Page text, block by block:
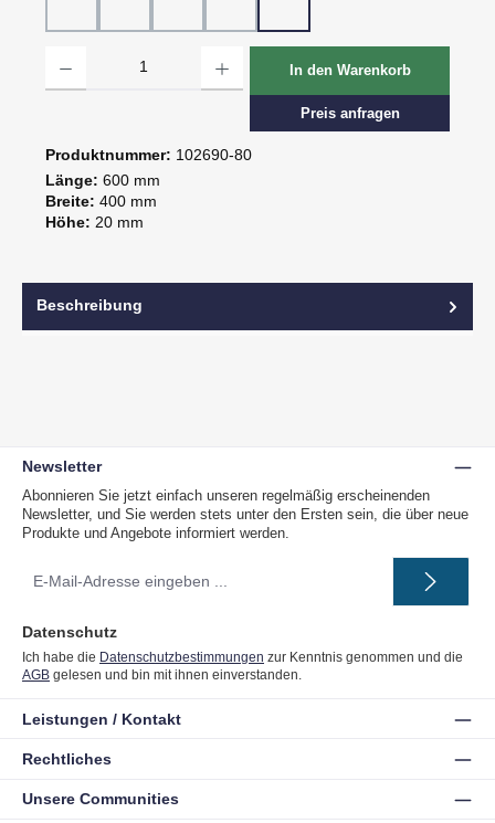
In den Warenkorb
Preis anfragen
Produktnummer: 102690-80
Länge: 600 mm
Breite: 400 mm
Höhe: 20 mm
Beschreibung
Newsletter
Abonnieren Sie jetzt einfach unseren regelmäßig erscheinenden
Newsletter, und Sie werden stets unter den Ersten sein, die über neue
Produkte und Angebote informiert werden.
Mail-
Datenschutz
Ich habe die Datenschutzbestimmungen zur Kenntnis genommen und die
AGB gelesen und bin mit ihnen einverstanden.
Unsere Communities
Leistungen / Kontakt
Rechtliches